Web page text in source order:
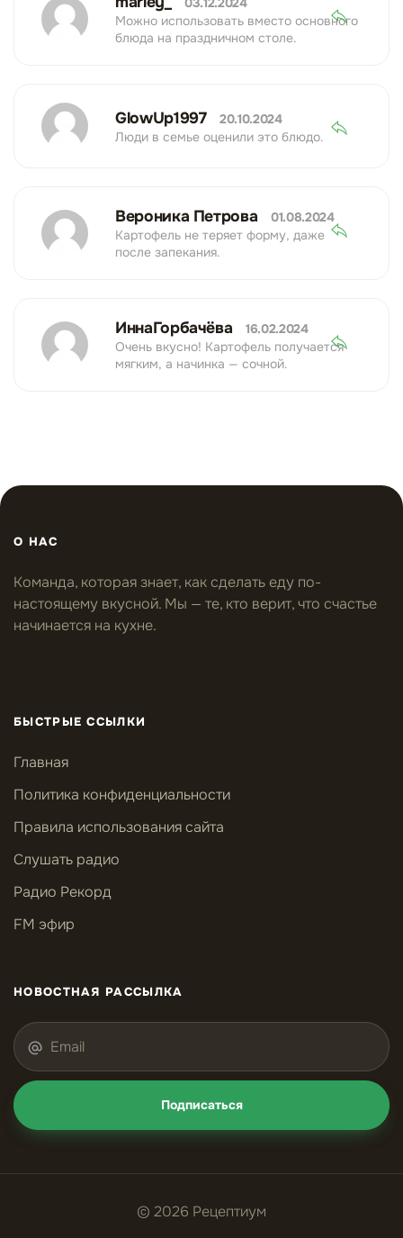
Можно использовать вместо основного
блюда на праздничном столе.
GlowUp1997
20.10.2024
Люди в семье оценили это блюдо.
Вероника Петрова
01.08.2024
Картофель не теряет форму, даже
после запекания.
ИннаГорбачёва
16.02.2024
Очень вкусно! Картофель получается
мягким, а начинка — сочной.
О НАС
Команда, которая знает, как сделать еду по-
настоящему вкусной. Мы — те, кто верит, что счастье
начинается на кухне.
БЫСТРЫЕ ССЫЛКИ
Главная
Политика конфиденциальности
Правила использования сайта
Слушать радио
Радио Рекорд
FM эфир
НОВОСТНАЯ РАССЫЛКА
Подписаться
© 2026 Рецептиум